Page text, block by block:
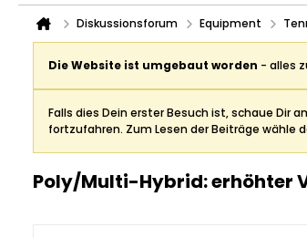
Diskussionsforum Equipment
Die Website ist umgebaut worden - alles
Falls dies Dein erster Besuch ist, schaue Dir
fortzufahren. Zum Lesen der Beiträge wähle
Poly/Multi-Hybrid: erhöhter